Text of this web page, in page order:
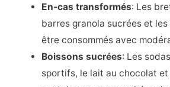
En-cas transformés: Les
barres granola sucrées et
être consommés avec
Boissons sucrées: Les
sportifs, le lait au chocolat